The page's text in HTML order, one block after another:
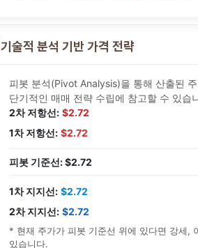
기술적 분석 기반 가격 전략
피봇 분석(Pivot Analysis)을 통해 산출된
단기적인 매매 전략 수립에 참고할 수 있습
2차 저항선: $2.72
1차 저항선: $2.72
피봇 기준선: $2.72
1차 지지선: $2.72
2차 지지선: $2.72
* 현재 주가가 피봇 기준선 위에 있다면 강세,
있습니다.